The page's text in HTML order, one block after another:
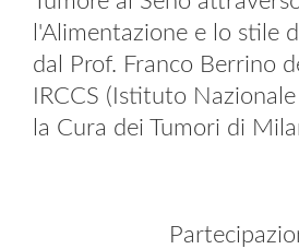
l'Alimentazione e lo stile
dal Prof. Franco Berrino
IRCCS (Istituto
la Cura dei Tumori di